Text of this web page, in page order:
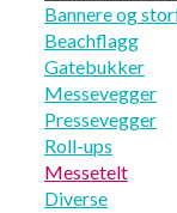
Bannere og
Beachflagg
Gatebukker
Messevegger
Pressevegger
Roll-ups
Messetelt
Diverse